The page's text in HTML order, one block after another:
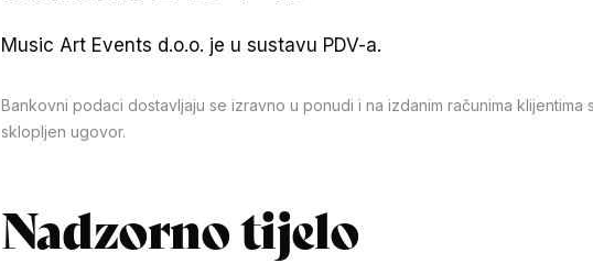
Music Art Events d.o.o. je u sustavu PDV-a.
Bankovni podaci dostavljaju se izravno u ponudi i na izdanim računima klijentima
sklopljen ugovor.
Nadzorno tijelo